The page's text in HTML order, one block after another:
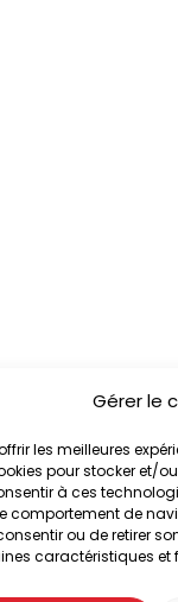
Gérer le
les meilleures
pour stocker et/
à ces
comportement de
ou de retirer
caractéristiques et
Service
33 42 00